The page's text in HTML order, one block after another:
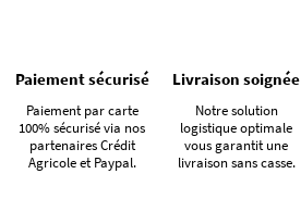
Paiement sécurisé
Paiement par carte
100% sécurisé via nos
partenaires Crédit
Agricole et Paypal.
Livraison soignée
Notre solution
logistique optimale
vous garantit une
livraison sans casse.